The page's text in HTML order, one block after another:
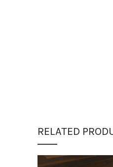
RELATED